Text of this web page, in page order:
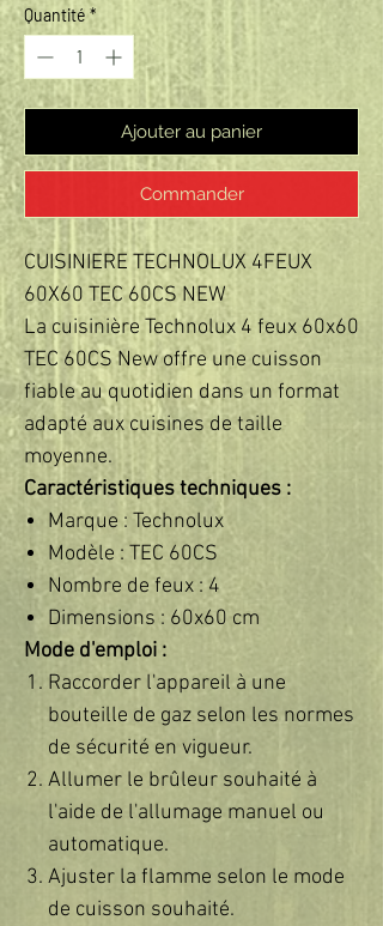
Quantité *
Ajouter au panier
Commander
CUISINIERE TECHNOLUX 4FEUX
60X60 TEC 60CS NEW
La cuisinière Technolux 4 feux 60x60
TEC 60CS New offre une cuisson
fiable au quotidien dans un format
adapté aux cuisines de taille
moyenne.
Caractéristiques techniques :
Marque : Technolux
Modèle : TEC 60CS
Nombre de feux : 4
Dimensions : 60x60 cm
Mode d'emploi :
Raccorder l'appareil à une
bouteille de gaz selon les normes
de sécurité en vigueur.
Allumer le brûleur souhaité à
l'aide de l'allumage manuel ou
automatique.
Ajuster la flamme selon le mode
de cuisson souhaité.